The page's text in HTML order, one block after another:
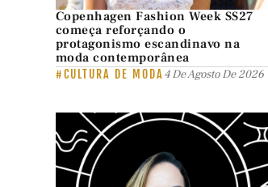
Copenhagen Fashion Week SS27
começa reforçando o
protagonismo escandinavo na
moda contemporânea
#CULTURA DE MODA4 De Agosto De 2026